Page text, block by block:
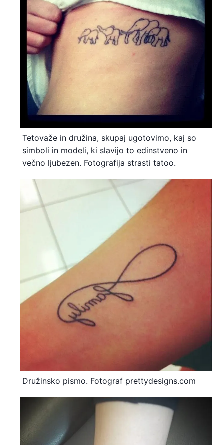
Tetovaže in družina, skupaj ugotovimo, kaj so
simboli in modeli, ki slavijo to edinstveno in
večno ljubezen. Fotografija strasti tatoo.
Družinsko pismo. Fotograf prettydesigns.com